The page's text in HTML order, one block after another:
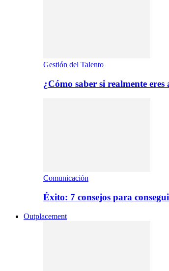
Gestión del Talento
¿Cómo saber si realmente
Comunicación
Éxito: 7 consejos para
Outplacement